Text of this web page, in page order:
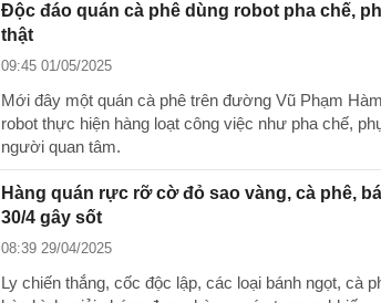
Độc đáo quán cà phê dùng robot pha chế,
thật
09:45 01/05/2025
Mới đây một quán cà phê trên đường Vũ Phạm
robot thực hiện hàng loạt công việc như pha chế,
người quan tâm.
Hàng quán rực rỡ cờ đỏ sao vàng, cà phê,
30/4 gây sốt
08:39 29/04/2025
Ly chiến thắng, cốc độc lập, các loại bánh ngọt, cà